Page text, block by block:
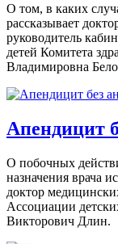
О том, в каких
рассказывает
руководитель
детей Комитета
Владимировна
Апендицит
О побочных
назначения врача
доктор
Ассоциации
Викторович Длин.